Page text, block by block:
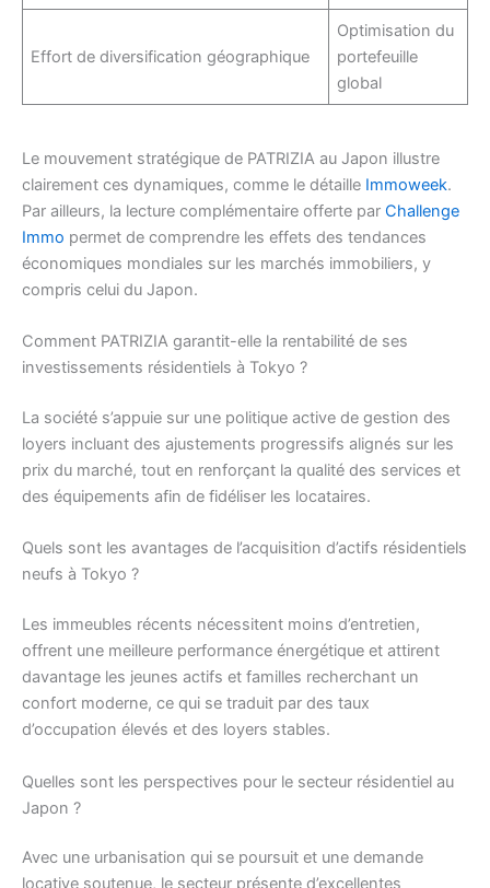
Effort de diversification géographique
Optimisation du
portefeuille
global
Le mouvement stratégique de PATRIZIA au Japon illustre
clairement ces dynamiques, comme le détaille Immoweek.
Par ailleurs, la lecture complémentaire offerte par Challenge
Immo permet de comprendre les effets des tendances
économiques mondiales sur les marchés immobiliers, y
compris celui du Japon.
Comment PATRIZIA garantit-elle la rentabilité de ses
investissements résidentiels à Tokyo ?
La société s’appuie sur une politique active de gestion des
loyers incluant des ajustements progressifs alignés sur les
prix du marché, tout en renforçant la qualité des services et
des équipements afin de fidéliser les locataires.
Quels sont les avantages de l’acquisition d’actifs résidentiels
neufs à Tokyo ?
Les immeubles récents nécessitent moins d’entretien,
offrent une meilleure performance énergétique et attirent
davantage les jeunes actifs et familles recherchant un
confort moderne, ce qui se traduit par des taux
d’occupation élevés et des loyers stables.
Quelles sont les perspectives pour le secteur résidentiel au
Japon ?
Avec une urbanisation qui se poursuit et une demande